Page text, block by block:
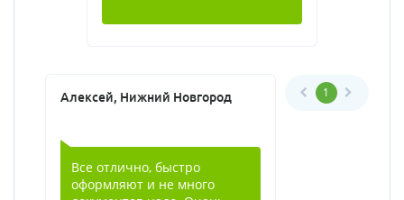
Алексей, Нижний Новгород
Все отлично, быстро
оформляют и не много
1